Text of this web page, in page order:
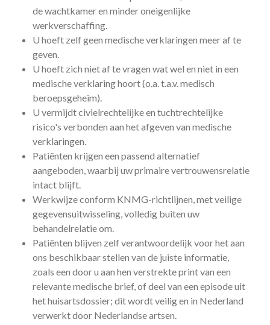
de wachtkamer en minder oneigenlijke
werkverschaffing.
U hoeft zelf geen medische verklaringen meer af te
geven.
U hoeft zich niet af te vragen wat wel en niet in een
medische verklaring hoort (o.a. t.a.v. medisch
beroepsgeheim).
U vermijdt civielrechtelijke en tuchtrechtelijke
risico's verbonden aan het afgeven van medische
verklaringen.
Patiënten krijgen een passend alternatief
aangeboden, waarbij uw primaire vertrouwensrelatie
intact blijft.
Werkwijze conform KNMG-richtlijnen, met veilige
gegevensuitwisseling, volledig buiten uw
behandelrelatie om.
Patiënten blijven zelf verantwoordelijk voor het aan
ons beschikbaar stellen van de juiste informatie,
zoals een door u aan hen verstrekte print van een
relevante medische brief, of deel van een episode uit
het huisartsdossier; dit wordt veilig en in Nederland
verwerkt door Nederlandse artsen.